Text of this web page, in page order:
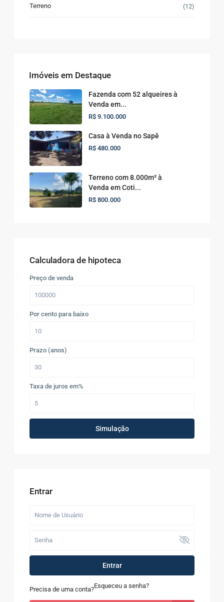
Terreno (12)
Imóveis em Destaque
Fazenda com 52 alqueires à
Venda em...
R$ 9.100.000
Casa à Venda no Sapê
R$ 480.000
Terreno com 8.000m² à
Venda em Coti...
R$ 800.000
Calculadora de hipoteca
Preço de venda
Por cento para baixo
Prazo (anos)
Taxa de juros em%
Simulação
Entrar
Entrar
Precisa de uma conta?Esqueceu a senha?